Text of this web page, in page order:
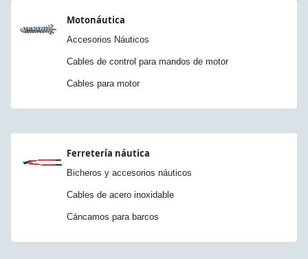
Motonáutica
Accesorios Náuticos
Cables de control para mandos de motor
Cables para motor
Ferretería náutica
Bicheros y accesorios náuticos
Cables de acero inoxidable
Cáncamos para barcos